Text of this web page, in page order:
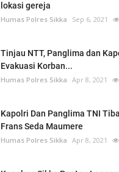
lokasi gereja
Humas Polres Sikka Sep 6, 2021
Tinjau NTT, Panglima dan
Evakuasi Korban...
Humas Polres Sikka Apr 8, 2021
Kapolri Dan Panglima TNI
Frans Seda Maumere
Humas Polres Sikka Apr 8, 2021